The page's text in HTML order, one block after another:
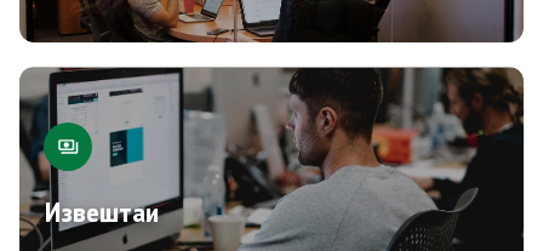
Извештаи